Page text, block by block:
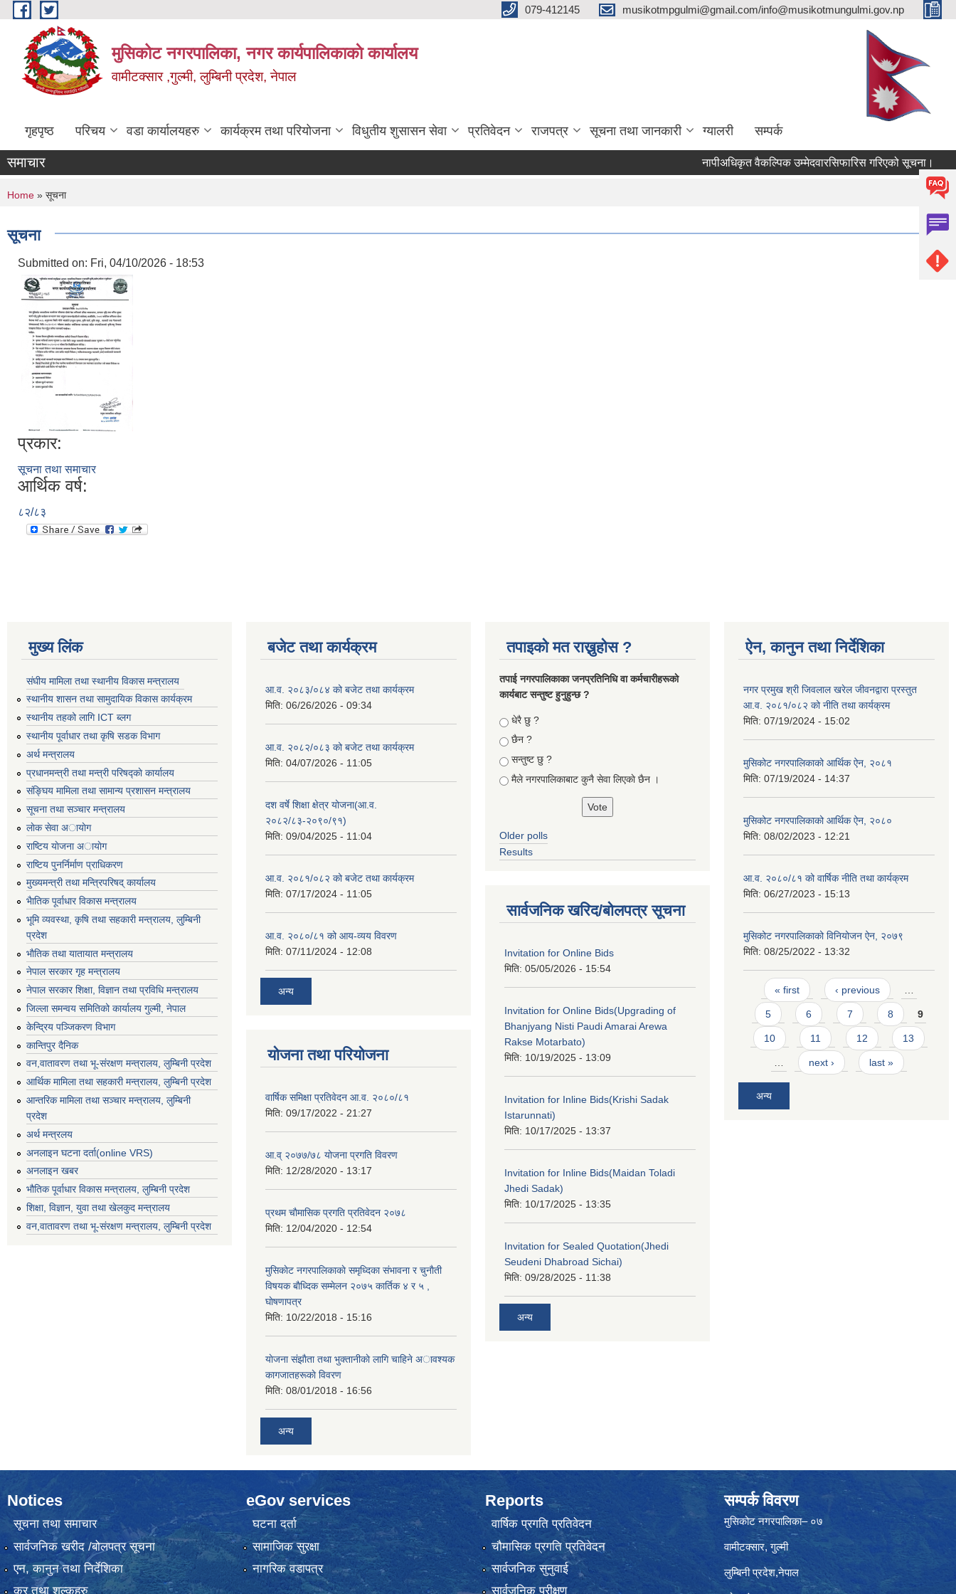
Skip to main content 079-412145 musikotmpgulmi@gmail.com/info@musikotmungulmi.gov.np
मुसिकोट नगरपालिका, नगर कार्यपालिकाकाे कार्यालय
वामीटक्सार ,गुल्मी, लुम्बिनी प्रदेश, नेपाल
गृहपृष्ठ परिचय वडा कार्यालयहरु कार्यक्रम तथा परियोजना विधुतीय शुसासन सेवा प्रतिवेदन राजपत्र सूचना तथा जानकारी ग्यालरी सम्पर्क
समाचार नापीअधिकृत वैकल्पिक उम्मेदवारसिफारिस गरिएको सूचना।
You are here
Home » सूचना
सूचना
Submitted on: Fri, 04/10/2026 - 18:53
प्रकार:
सूचना तथा समाचार
आर्थिक वर्ष:
८२/८३
मुख्य लिंक
संघीय मामिला तथा स्थानीय विकास मन्त्रालय
स्थानीय शासन तथा सामुदायिक विकास कार्यक्रम
स्थानीय तहको लागि ICT ब्लग
स्थानीय पूर्वाधार तथा कृषि सडक विभाग
अर्थ मन्त्रालय
प्रधानमन्त्री तथा मन्त्री परिषद्काे कार्यालय
संङ्घिय मामिला तथा सामान्य प्रशासन मन्त्रालय
सूचना तथा सञ्चार मन्त्रालय
लाेक सेवा अायाेग
राष्टिय याेजना अायाेग
राष्टिय पुनर्निर्माण प्राधिकरण
मुख्यमन्त्री तथा मन्त्रिपरिषद् कार्यालय
भैातिक पूर्वाधार विकास मन्त्रालय
भूमि व्यवस्था, कृषि तथा सहकारी मन्त्रालय, लु्म्बिनी
प्रदेश
भाैतिक तथा यातायात मन्त्रालय
नेपाल सरकार गृह मन्त्रालय
नेपाल सरकार शिक्षा, विज्ञान तथा प्रविधि मन्त्रालय
जिल्ला समन्वय समितिको कार्यालय गुल्मी, नेपाल
केन्द्रिय पञ्जिकरण विभाग
कान्तिपुर दैनिक
वन,वातावरण तथा भू-संरक्षण मन्त्रालय, लुम्बिनी प्रदेश
आर्थिक मामिला तथा सहकारी मन्त्रालय, लुम्बिनी प्रदेश
आन्तरिक मामिला तथा सञ्चार मन्त्रालय, लुम्बिनी
प्रदेश
अर्थ मन्त्रलय
अनलाइन घटना दर्ता(online VRS)
अनलाइन खबर
भौतिक पूर्वाधार विकास मन्त्रालय, लुम्बिनी प्रदेश
शिक्षा, विज्ञान, युवा तथा खेलकुद मन्‍‍त्रालय
वन,वातावरण तथा भू-संरक्षण मन्त्रालय, लुम्बिनी प्रदेश
बजेट तथा कार्यक्रम
आ.व. २०८३/०८४ को बजेट तथा कार्यक्रम
मिति: 06/26/2026 - 09:34
आ.व. २०८२/०८३ को बजेट तथा कार्यक्रम
मिति: 04/07/2026 - 11:05
दश वर्षे शिक्षा क्षेत्र योजना(आ.व.
२०८२/८३-२०९०/९१)
मिति: 09/04/2025 - 11:04
आ.व. २०८१/०८२ को बजेट तथा कार्यक्रम
मिति: 07/17/2024 - 11:05
आ.व. २०८०/८१ को आय-व्यय विवरण
मिति: 07/11/2024 - 12:08
अन्य
योजना तथा परियोजना
वार्षिक समिक्षा प्रतिवेदन आ.व. २०८०/८१
मिति: 09/17/2022 - 21:27
आ.व् २०७७/७८ योजना प्रगति विवरण
मिति: 12/28/2020 - 13:17
प्रथम चाैमासिक प्रगति प्रतिवेदन २०७८
मिति: 12/04/2020 - 12:54
मुसिकाेट नगरपालिकाकाे समृध्दिका संभावना र चुनाैती
विषयक बाैध्दिक सम्मेलन २०७५ कार्तिक ४ र ५ ,
घाेषणापत्र
मिति: 10/22/2018 - 15:16
याेजना संझाैता तथा भुक्तानीकाे लागि चाहिने अावश्यक
कागजातहरूकाे विवरण
मिति: 08/01/2018 - 16:56
अन्य
तपाइको मत राख्नुहोस ?
तपा‌ई नगरपालिकाका जनप्रतिनिधि वा कर्मचारीहरूकाे
कार्यबाट सन्तुष्ट हुनुहुन्छ ?
Choices
धेरै छु ?
छैन ?
सन्तुष्ट छु ?
मैले नगरपालिकाबाट कुनै सेवा लिएकाे छैन ।
Older polls
Results
सार्वजनिक खरिद/बोलपत्र सूचना
Invitation for Online Bids
मिति: 05/05/2026 - 15:54
Invitation for Online Bids(Upgrading of
Bhanjyang Nisti Paudi Amarai Arewa
Rakse Motarbato)
मिति: 10/19/2025 - 13:09
Invitation for Inline Bids(Krishi Sadak
Istarunnati)
मिति: 10/17/2025 - 13:37
Invitation for Inline Bids(Maidan Toladi
Jhedi Sadak)
मिति: 10/17/2025 - 13:35
Invitation for Sealed Quotation(Jhedi
Seudeni Dhabroad Sichai)
मिति: 09/28/2025 - 11:38
अन्य
ऐन, कानुन तथा निर्देशिका
नगर प्रमुख श्री जिवलाल खरेल जीवनद्वारा प्रस्तुत
आ.व. २०८१/०८२ को नीति तथा कार्यक्रम
मिति: 07/19/2024 - 15:02
मुसिकोट नगरपालिकाको आर्थिक ऐन, २०८१
मिति: 07/19/2024 - 14:37
मुसिकोट नगरपालिकाको आर्थिक ऐन, २०८०
मिति: 08/02/2023 - 12:21
आ.व. २०८०/८१ को वार्षिक नीति तथा कार्यक्रम
मिति: 06/27/2023 - 15:13
मुसिकोट नगरपालिकाको विनियोजन ऐन, २०७९
मिति: 08/25/2022 - 13:32
Pages
« first ‹ previous …
5 6 7 8 9
10 11 12 13
… next › last »
अन्य
Notices
सूचना तथा समाचार
सार्वजनिक खरीद /बोलपत्र सूचना
एन, कानुन तथा निर्देशिका
कर तथा शुल्कहरु
eGov services
घटना दर्ता
सामाजिक सुरक्षा
नागरिक वडापत्र
Reports
वार्षिक प्रगति प्रतिवेदन
चौमासिक प्रगति प्रतिवेदन
सार्वजनिक सुनुवाई
सार्वजनिक परीक्षण
सम्पर्क विवरण
मुसिकोट नगरपालिका– ०७
वामीटक्सार, गुल्मी
लुम्बिनी प्रदेश,नेपाल